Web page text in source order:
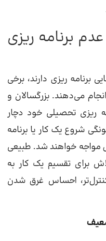
برنامه ریزی
برنامه ریزی دارند، برخی
می‌دهند. بزرگسالان و
ریزی تحصیلی خود دچار
شروع یک کار یا برنامه
مواجه خواهند شد. طبیعی
برای تقسیم یک کار به
احساس غرق شدن